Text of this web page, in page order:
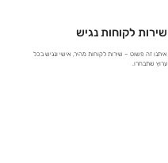
שירות לקוחות נגיש
איתנו זה פשוט – שירות לקוחות מהיר, אישי ונגיש בכל
ערוץ שתבחרו.